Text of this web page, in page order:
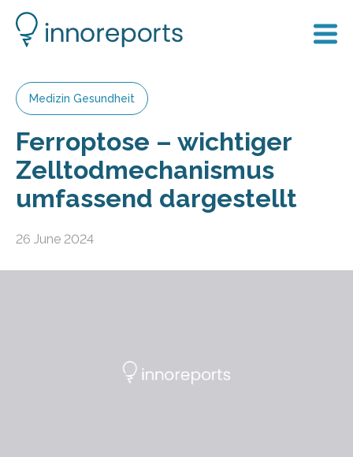
Medizin Gesundheit
Ferroptose – wichtiger
Zelltodmechanismus
umfassend dargestellt
26 June 2024